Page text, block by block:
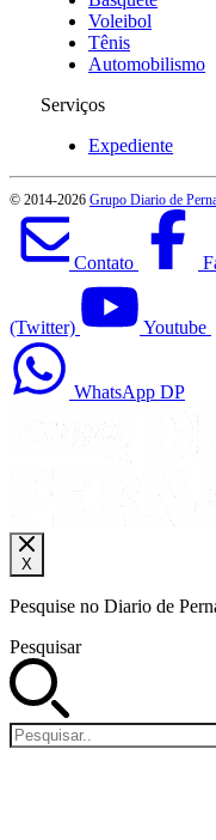
Voleibol
Tênis
Automobilismo
Serviços
Expediente
© 2014-2026 Grupo Diario de
Contato
(Twitter) Youtube
WhatsApp DP
X
Pesquise no Diario de
Pesquisar